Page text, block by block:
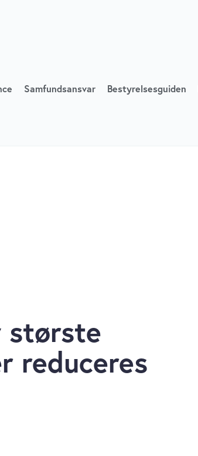
Samfundsansvar Bestyrelsesguiden
største
reduceres